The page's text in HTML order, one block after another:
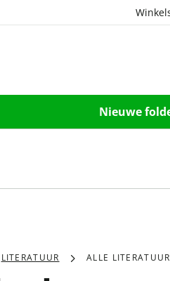
Nieuwe
LITERATUUR ALLE LITERATUUR